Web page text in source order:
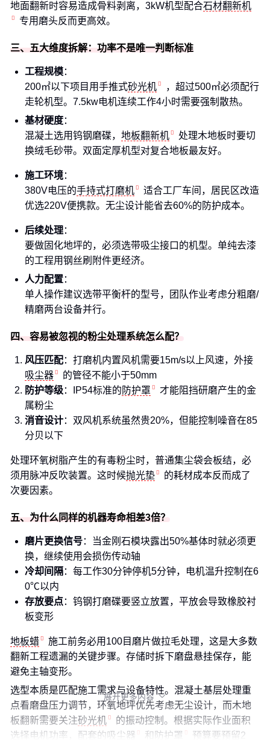
地面翻新时容易造成骨料剥离，3kW机型配合石材翻新机
专用磨头反而更高效。
三、五大维度拆解：功率不是唯一判断标准
工程规模：
200㎡以下项目用手推式砂光机
，超过500㎡必须配行
走轮机型。7.5kw电机连续工作4小时需要强制散热。
基材硬度：
混凝土选用钨钢磨碟， 地板翻新机
处理木地板时要切
换绒毛砂带。双面定厚机型对复合地板最友好。
施工环境：
380V电压的手持式打磨机
适合工厂车间，居民区改造
优选220V便携款。无尘设计能省去60%的防护成本。
后续处理：
要做固化地坪的，必须选带吸尘接口的机型。单纯去漆
的工程用钢丝刷附件更经济。
人力配置：
单人操作建议选带平衡杆的型号，团队作业考虑分粗磨/
精磨两台设备并行。
四、容易被忽视的粉尘处理系统怎么配？
风压匹配：打磨机内置风机需要15m/s以上风速，外接
吸尘器
的管径不能小于50mm
防护等级：IP54标准的 防护罩
才能阻挡研磨产生的金
属粉尘
消音设计：双风机系统虽然贵20%，但能控制噪音在85
分贝以下
处理环氧树脂产生的有毒粉尘时，普通集尘袋会板结，必
须用脉冲反吹装置。这时候抛光垫
的耗材成本反而成了
次要因素。
五、为什么同样的机器寿命相差3倍？
磨片更换信号：当金刚石模块露出50%基体时就必须更
换，继续使用会损伤传动轴
冷却间隔：每工作30分钟停机5分钟，电机温升控制在6
0℃以内
存放要点：钨钢打磨碟要竖立放置，平放会导致橡胶衬
板变形
地板蜡
施工前务必用100目磨片做拉毛处理，这是大多数
翻新工程遗漏的关键步骤。存储时拆下磨盘悬挂保存，能
避免主轴变形。
选型本质是匹配施工需求与设备特性。混凝土基层处理重
点看磨盘压力调节，环氧地坪优先考虑无尘设计，而木地
板翻新需要关注砂光机
的振动控制。根据实际作业面积
选择电机功率，配套的吸尘器 和 防护罩
预算要预留2
展开更多内容 